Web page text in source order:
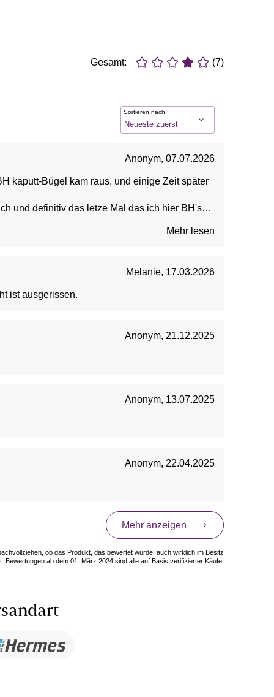
Gesamt: (7)
Sortieren nach
Anonym, 07.07.2026
kaputt-Bügel kam raus, und einige Zeit später
und definitiv das letze Mal das ich hier BH's
Mehr lesen
Melanie, 17.03.2026
ist ausgerissen.
Anonym, 21.12.2025
Anonym, 13.07.2025
Anonym, 22.04.2025
Mehr anzeigen
ob das Produkt, das bewertet wurde, auch wirklich im Besitz
Bewertungen ab dem 01. März 2024 sind alle auf Basis verifizierter Käufe.